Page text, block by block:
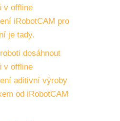
v offline
iRobotCAM pro
je tady.
dosáhnout
v offline
aditivní výroby
od iRobotCAM